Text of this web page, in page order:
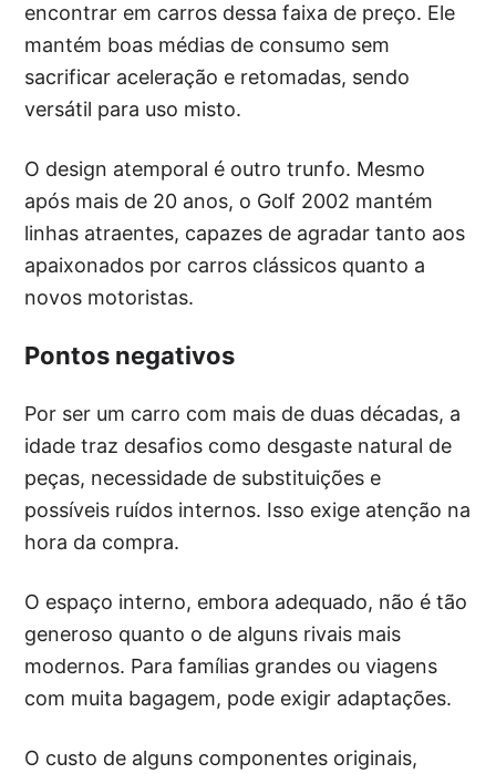
encontrar em carros dessa faixa de preço. Ele
mantém boas médias de consumo sem
sacrificar aceleração e retomadas, sendo
versátil para uso misto.
O design atemporal é outro trunfo. Mesmo
após mais de 20 anos, o Golf 2002 mantém
linhas atraentes, capazes de agradar tanto aos
apaixonados por carros clássicos quanto a
novos motoristas.
Pontos negativos
Por ser um carro com mais de duas décadas, a
idade traz desafios como desgaste natural de
peças, necessidade de substituições e
possíveis ruídos internos. Isso exige atenção na
hora da compra.
O espaço interno, embora adequado, não é tão
generoso quanto o de alguns rivais mais
modernos. Para famílias grandes ou viagens
com muita bagagem, pode exigir adaptações.
O custo de alguns componentes originais,